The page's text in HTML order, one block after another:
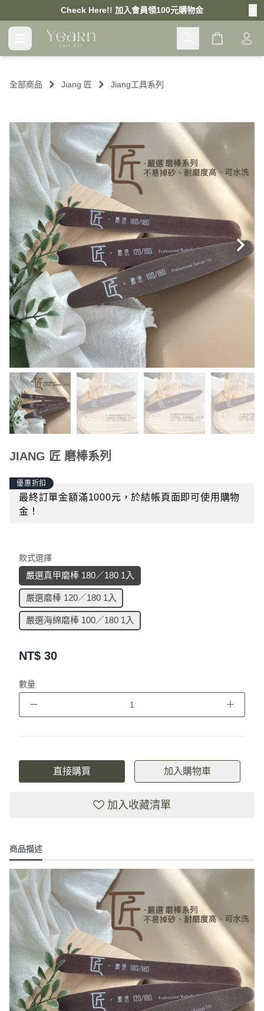
Check Here!! 加入會員領100元購物金
Cart
全部商品 Jiang 匠 Jiang工具系列
JIANG 匠 磨棒系列
優惠折扣
最終訂單金額滿1000元，於結帳頁面即可使用購物
金！
款式選擇
嚴選真甲磨棒 180／180 1入
嚴選磨棒 120／180 1入
嚴選海綿磨棒 100／180 1入
NT$ 30
數量
－ ＋
直接購買 加入購物車
加入收藏清單
商品描述